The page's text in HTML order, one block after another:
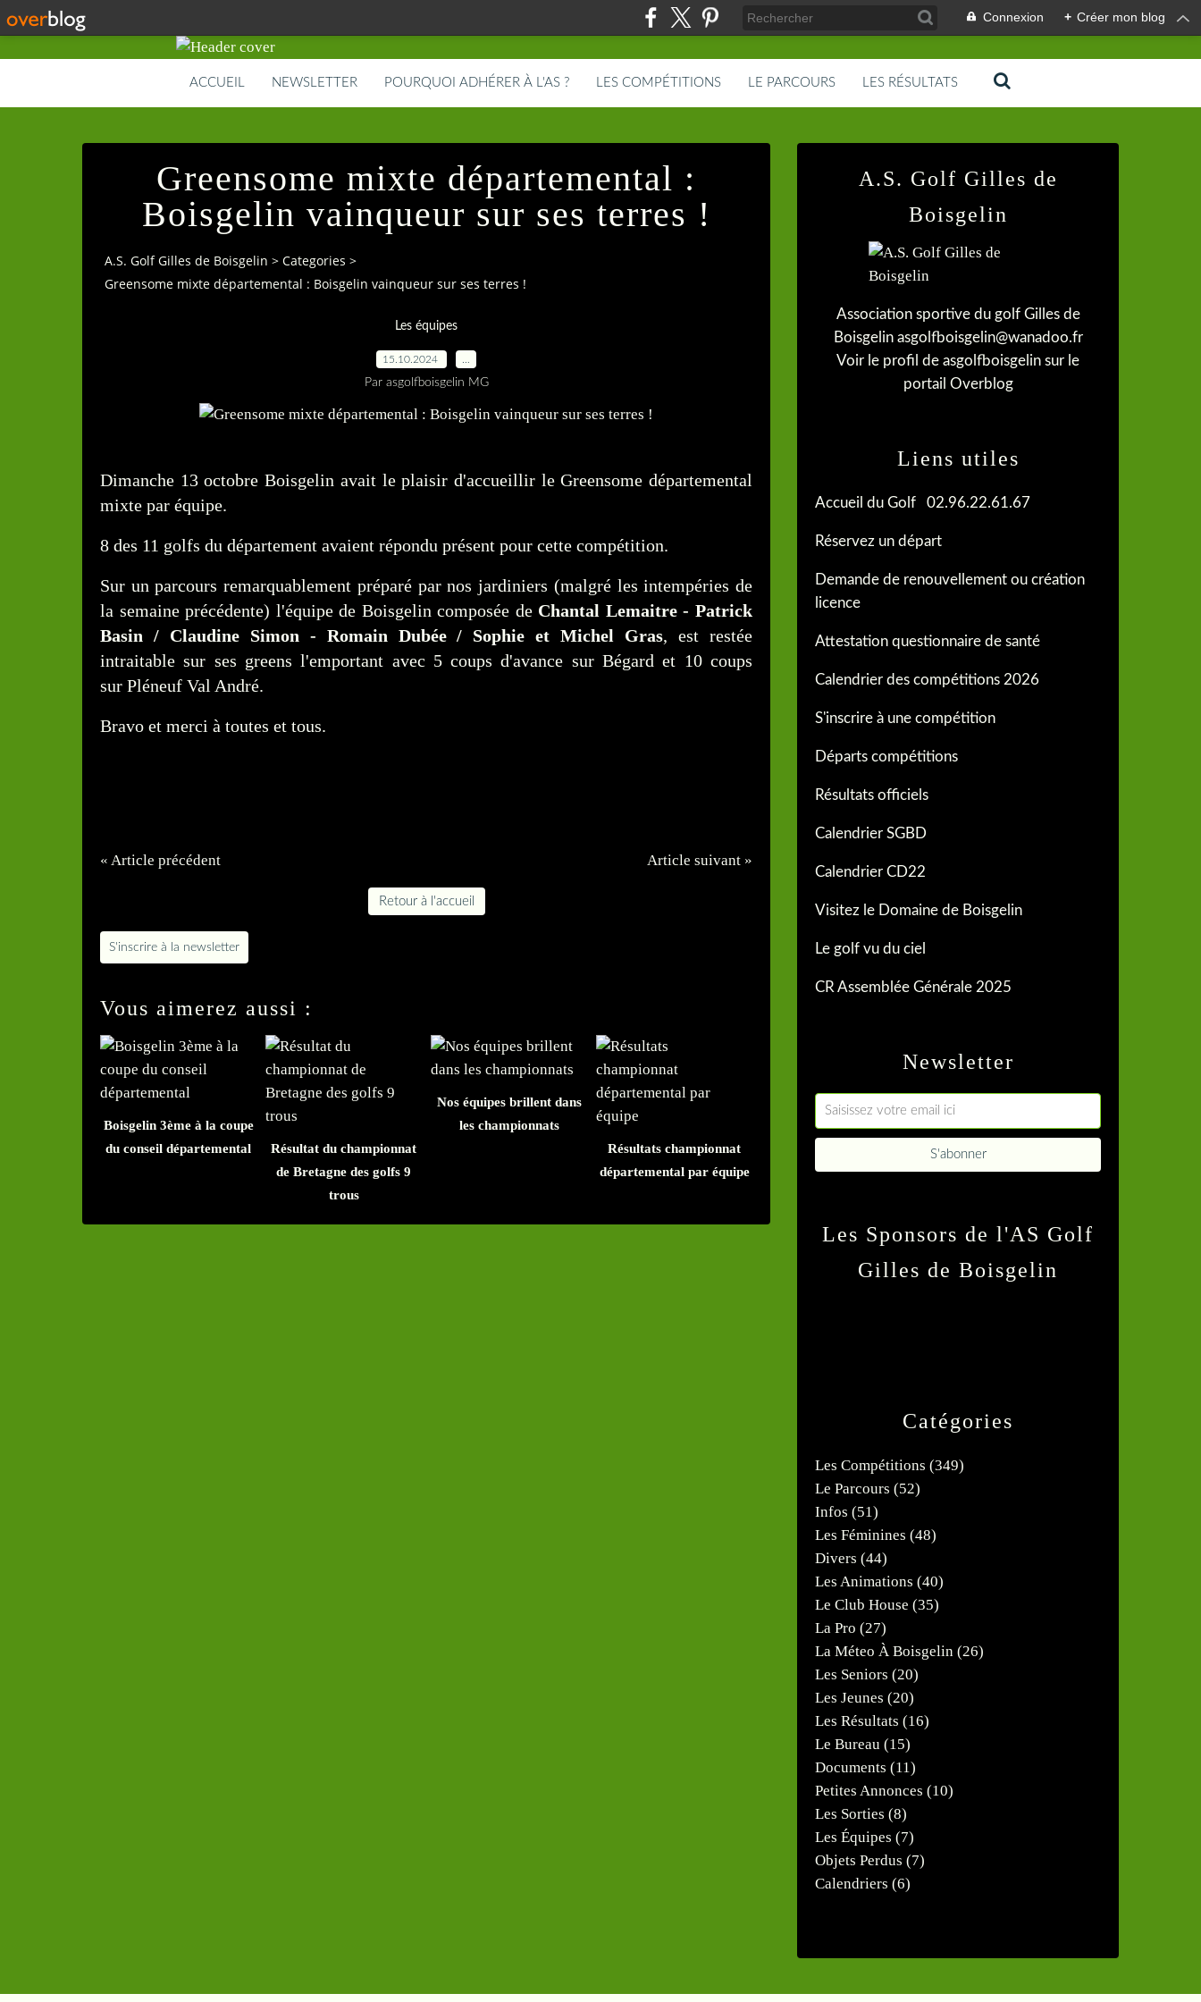
Connexion + Créer mon blog
ACCUEIL NEWSLETTER POURQUOI ADHÉRER À L'AS ? LES COMPÉTITIONS LE PARCOURS LES RÉSULTATS
Greensome mixte départemental :
Boisgelin vainqueur sur ses terres !
A.S. Golf Gilles de Boisgelin > Categories >
Greensome mixte départemental : Boisgelin vainqueur sur ses terres !
Les équipes
15.10.2024
Par asgolfboisgelin MG
Dimanche 13 octobre Boisgelin avait le plaisir d'accueillir le Greensome départemental
mixte par équipe.
8 des 11 golfs du département avaient répondu présent pour cette compétition.
Sur un parcours remarquablement préparé par nos jardiniers (malgré les intempéries de
la semaine précédente) l'équipe de Boisgelin composée de Chantal Lemaitre - Patrick
Basin / Claudine Simon - Romain Dubée / Sophie et Michel Gras, est restée
intraitable sur ses greens l'emportant avec 5 coups d'avance sur Bégard et 10 coups
sur Pléneuf Val André.
Bravo et merci à toutes et tous.
« Article précédent Article suivant »
Retour à l'accueil
S'inscrire à la newsletter
Vous aimerez aussi :
Boisgelin 3ème à la coupe
du conseil départemental
Résultat du championnat
de Bretagne des golfs 9
trous
Nos équipes brillent dans
les championnats
Résultats championnat
départemental par équipe
Newsletter
Catégories
Les Compétitions (349)
Le Parcours (52)
Infos (51)
Les Féminines (48)
Divers (44)
Les Animations (40)
Le Club House (35)
La Pro (27)
La Méteo À Boisgelin (26)
Les Seniors (20)
Les Jeunes (20)
Les Résultats (16)
Le Bureau (15)
Documents (11)
Petites Annonces (10)
Les Sorties (8)
Les Équipes (7)
Objets Perdus (7)
Calendriers (6)
A.S. Golf Gilles de
Boisgelin
Association sportive du golf Gilles de
Boisgelin asgolfboisgelin@wanadoo.fr
Voir le profil de asgolfboisgelin sur le
portail Overblog
Liens utiles
Accueil du Golf 02.96.22.61.67
Réservez un départ
Demande de renouvellement ou création
licence
Attestation questionnaire de santé
Calendrier des compétitions 2026
S'inscrire à une compétition
Départs compétitions
Résultats officiels
Calendrier SGBD
Calendrier CD22
Visitez le Domaine de Boisgelin
Le golf vu du ciel
CR Assemblée Générale 2025
Les Sponsors de l'AS Golf
Gilles de Boisgelin